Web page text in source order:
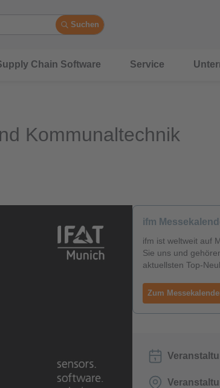
Suchen
Chain Software Service
Kommunaltechnik
ifm
ifm ist weltweit auf
Sie uns und
aktuellsten Top-
Zum